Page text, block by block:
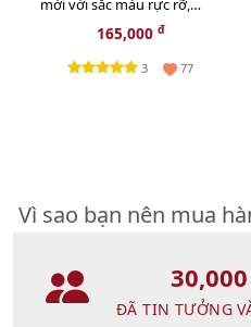
mới với sắc màu rực rỡ,
bóng mượt, giữ ẩm 24h
165,000 đ
3 77
Vì sao bạn nên mua
ĐÃ TIN TƯỞNG